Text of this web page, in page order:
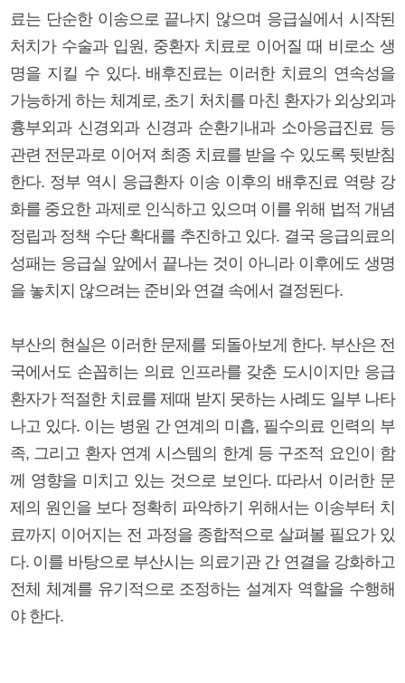
료는 단순한 이송으로 끝나지 않으며 응급실에서 시작된
처치가 수술과 입원, 중환자 치료로 이어질 때 비로소 생
명을 지킬 수 있다. 배후진료는 이러한 치료의 연속성을
가능하게 하는 체계로, 초기 처치를 마친 환자가 외상외과
흉부외과 신경외과 신경과 순환기내과 소아응급진료 등
관련 전문과로 이어져 최종 치료를 받을 수 있도록 뒷받침
한다. 정부 역시 응급환자 이송 이후의 배후진료 역량 강
화를 중요한 과제로 인식하고 있으며 이를 위해 법적 개념
정립과 정책 수단 확대를 추진하고 있다. 결국 응급의료의
성패는 응급실 앞에서 끝나는 것이 아니라 이후에도 생명
을 놓치지 않으려는 준비와 연결 속에서 결정된다.
부산의 현실은 이러한 문제를 되돌아보게 한다. 부산은 전
국에서도 손꼽히는 의료 인프라를 갖춘 도시이지만 응급
환자가 적절한 치료를 제때 받지 못하는 사례도 일부 나타
나고 있다. 이는 병원 간 연계의 미흡, 필수의료 인력의 부
족, 그리고 환자 연계 시스템의 한계 등 구조적 요인이 함
께 영향을 미치고 있는 것으로 보인다. 따라서 이러한 문
제의 원인을 보다 정확히 파악하기 위해서는 이송부터 치
료까지 이어지는 전 과정을 종합적으로 살펴볼 필요가 있
다. 이를 바탕으로 부산시는 의료기관 간 연결을 강화하고
전체 체계를 유기적으로 조정하는 설계자 역할을 수행해
야 한다.